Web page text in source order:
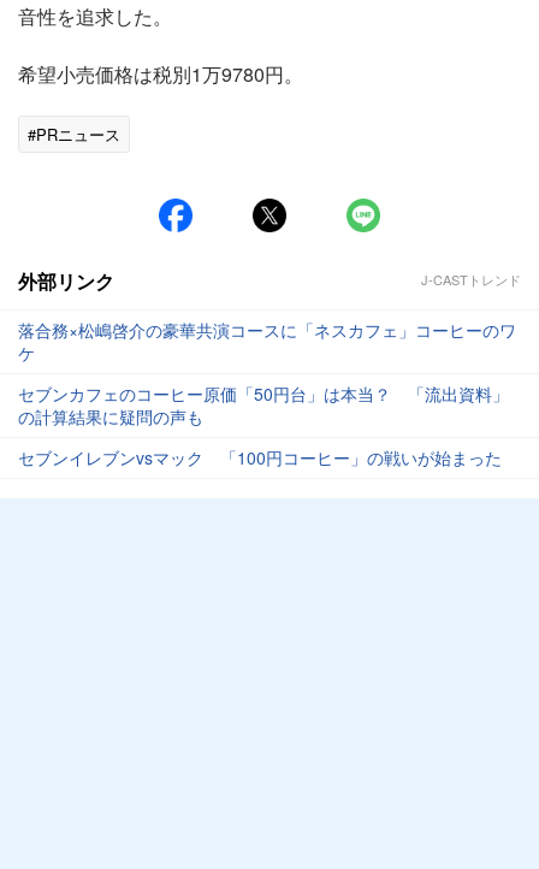
音性を追求した。
希望小売価格は税別1万9780円。
#PRニュース
外部リンク J-CASTトレンド
落合務×松嶋啓介の豪華共演コースに「ネスカフェ」コーヒーのワ
ケ
セブンカフェのコーヒー原価「50円台」は本当？ 「流出資料」
の計算結果に疑問の声も
セブンイレブンvsマック 「100円コーヒー」の戦いが始まった